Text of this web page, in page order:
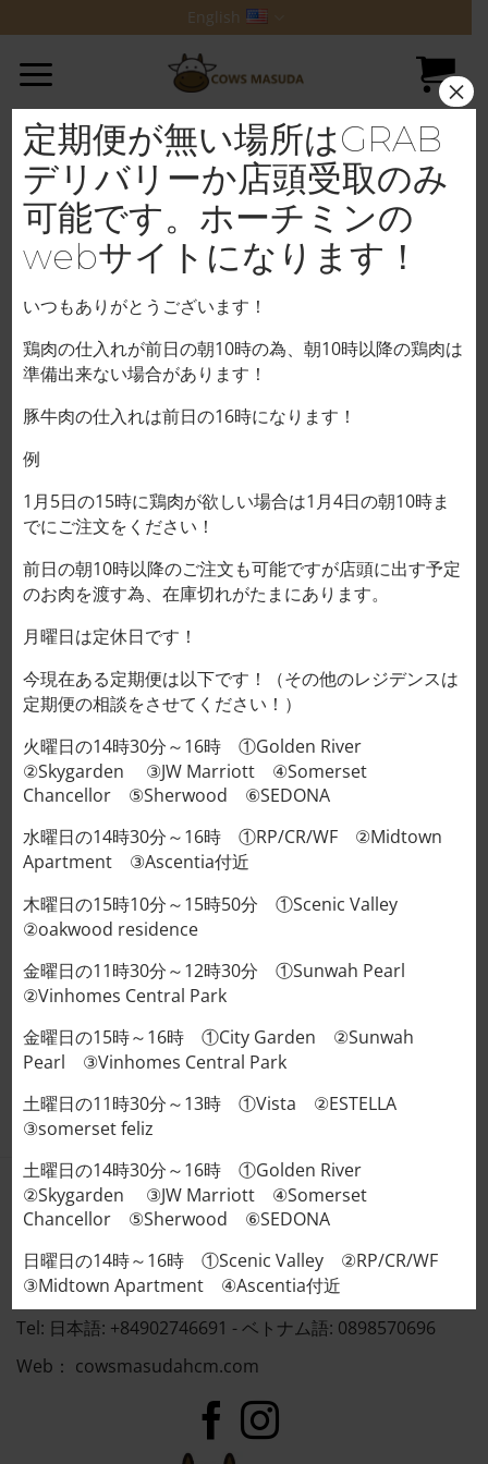
to
content
English
Minced beef shoulder DIỀM
XAY 50000VND/100g
サイズ(g)
Minced beef shoulder DIỀM XAY 50000VND/100g quantity
カートに入れる
DESCRIPTION
ADDITIONAL INFORMATION
REVIEWS (0)
① It’s minced, but the meat is fresh.(1) It’s chopped,
but the fresh meat is minced meat.
COWS MASUDA
VIETNAM
Address : 95/5 Thảo Điền, Thủ Đức, Tp. Hồ Chí Minh
Tel: 日本語: +84902746691 - ベトナム語: 0898570696
Web： cowsmasudahcm.com
定期便が無い場所はGRAB
デリバリーか店頭受取のみ
可能です。ホーチミンの
webサイトになります！
いつもありがとうございます！
鶏肉の仕入れが前日の朝10時の為、朝10時以降の鶏肉は
準備出来ない場合があります！
豚牛肉の仕入れは前日の16時になります！
例
1月5日の15時に鶏肉が欲しい場合は1月4日の朝10時ま
でにご注文をください！
前日の朝10時以降のご注文も可能ですが店頭に出す予定
のお肉を渡す為、在庫切れがたまにあります。
月曜日は定休日です！
今現在ある定期便は以下です！（その他のレジデンスは
定期便の相談をさせてください！）
火曜日の14時30分～16時 ①Golden River
②Skygarden ③JW Marriott ④Somerset
Chancellor ⑤Sherwood ⑥SEDONA
水曜日の14時30分～16時 ①RP/CR/WF ②Midtown
Apartment ③Ascentia付近
木曜日の15時10分～15時50分 ①Scenic Valley
②oakwood residence
金曜日の11時30分～12時30分 ①Sunwah Pearl
②Vinhomes Central Park
金曜日の15時～16時 ①City Garden ②Sunwah
Pearl ③Vinhomes Central Park
土曜日の11時30分～13時 ①Vista ②ESTELLA
③somerset feliz
土曜日の14時30分～16時 ①Golden River
②Skygarden ③JW Marriott ④Somerset
Chancellor ⑤Sherwood ⑥SEDONA
日曜日の14時～16時 ①Scenic Valley ②RP/CR/WF
③Midtown Apartment ④Ascentia付近
×